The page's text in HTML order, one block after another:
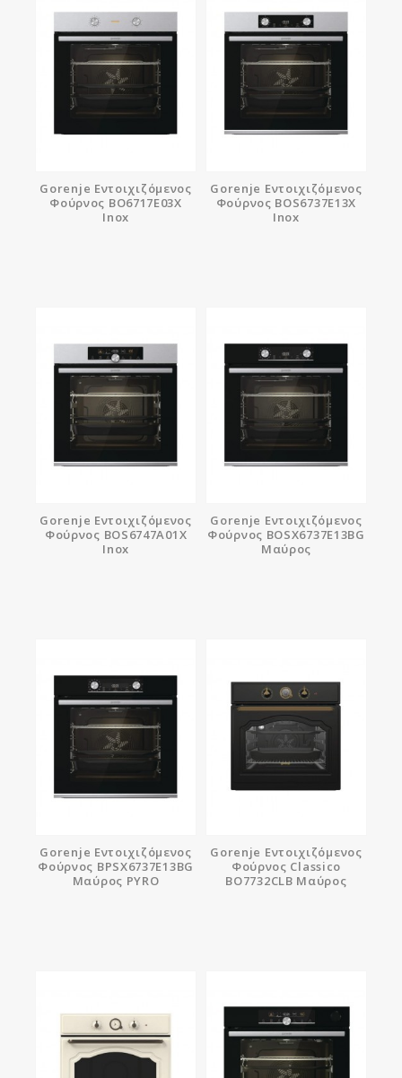
Gorenje Εντοιχιζόμενος
Φούρνος BO6717E03X
Inox
Gorenje Εντοιχιζόμενος
Φούρνος BOS6737E13X
Inox
Gorenje Εντοιχιζόμενος
Φούρνος BOS6747A01X
Inox
Gorenje Εντοιχιζόμενος
Φούρνος BOSX6737E13BG
Μαύρος
Gorenje Εντοιχιζόμενος
Φούρνος BPSX6737E13BG
Μαύρος PYRO
Gorenje Εντοιχιζόμενος
Φούρνος Classico
BO7732CLB Μαύρος